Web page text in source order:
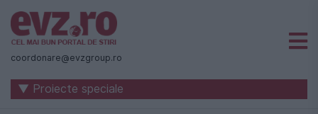
Știri
naționale
internaționale
coordonare@evzgroup.ro
▼ Proiecte speciale